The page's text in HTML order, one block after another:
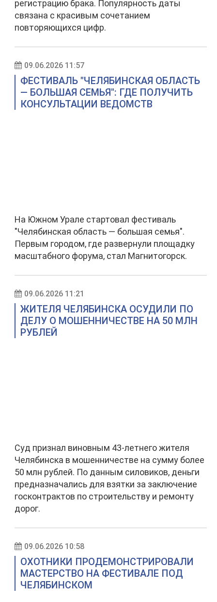
регистрацию брака. Популярность даты
связана с красивым сочетанием
повторяющихся цифр.
09.06.2026 11:57
ФЕСТИВАЛЬ "ЧЕЛЯБИНСКАЯ ОБЛАСТЬ
— БОЛЬШАЯ СЕМЬЯ": ГДЕ ПОЛУЧИТЬ
КОНСУЛЬТАЦИИ ВЕДОМСТВ
На Южном Урале стартовал фестиваль
"Челябинская область — большая семья".
Первым городом, где развернули площадку
масштабного форума, стал Магнитогорск.
09.06.2026 11:21
ЖИТЕЛЯ ЧЕЛЯБИНСКА ОСУДИЛИ ПО
ДЕЛУ О МОШЕННИЧЕСТВЕ НА 50 МЛН
РУБЛЕЙ
Суд признал виновным 43-летнего жителя
Челябинска в мошенничестве на сумму более
50 млн рублей. По данным силовиков, деньги
предназначались для взятки за заключение
госконтрактов по строительству и ремонту
дорог.
09.06.2026 10:58
ОХОТНИКИ ПРОДЕМОНСТРИРОВАЛИ
МАСТЕРСТВО НА ФЕСТИВАЛЕ ПОД
ЧЕЛЯБИНСКОМ